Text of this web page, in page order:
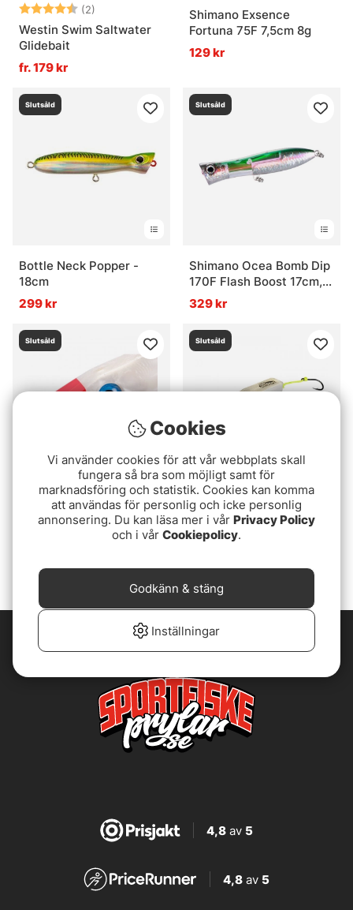
Betyg: (2)
4.5 utav 5 stjärnor
Westin Swim Saltwater
Glidebait
fr. 179 kr
Shimano Exsence
Fortuna 75F 7,5cm 8g
129 kr
Slutsåld
Bottle Neck Popper -
18cm
299 kr
Slutsåld
Shimano Ocea Bomb Dip
170F Flash Boost 17cm,
72g
329 kr
Slutsåld
Ice Cream GT Plug
Needle Nose 84g
Slutsåld
Ice Cream GT Plug
Needle Nose 114g
199 kr
4,8av 5
4,8 av 5
Cookies
Vi använder cookies för att vår webbplats skall
fungera så bra som möjligt samt för
marknadsföring och statistik. Cookies kan komma
att användas för personlig och icke personlig
annonsering. Du kan läsa mer i vår Privacy Policy
och i vår Cookiepolicy.
Inställningar
Godkänn & stäng